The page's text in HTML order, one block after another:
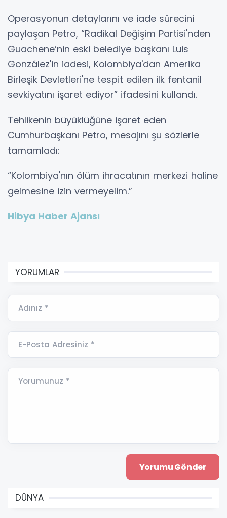
Operasyonun detaylarını ve iade sürecini
paylaşan Petro, “Radikal Değişim Partisi'nden
Guachene’nin eski belediye başkanı Luis
González'in iadesi, Kolombiya'dan Amerika
Birleşik Devletleri'ne tespit edilen ilk fentanil
sevkiyatını işaret ediyor” ifadesini kullandı.
Tehlikenin büyüklüğüne işaret eden
Cumhurbaşkanı Petro, mesajını şu sözlerle
tamamladı:
“Kolombiya'nın ölüm ihracatının merkezi haline
gelmesine izin vermeyelim.”
Hibya Haber Ajansı
YORUMLAR
Adınız *
E-Posta Adresiniz *
Yorumunuz *
DÜNYA